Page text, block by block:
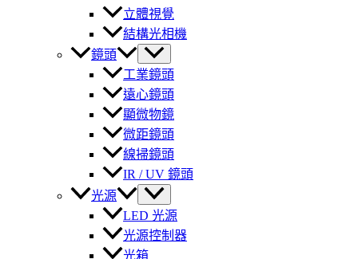
立體視覺
結構光相機
鏡頭
工業鏡頭
遠心鏡頭
顯微物鏡
微距鏡頭
線掃鏡頭
IR / UV 鏡頭
光源
LED 光源
光源控制器
光箱